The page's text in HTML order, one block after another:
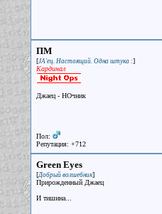
ПМ
[JA'ец. Настоящий. Одна штука :]
Кардинал
Джаец - НОчник
Пол:
Репутация: +712
Green Eyes
[Добрый волшебник]
Прирожденный Джаец
И тишина...